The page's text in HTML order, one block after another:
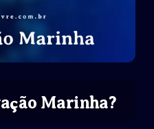
Marinha?